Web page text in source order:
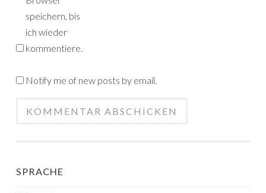
speichern, bis
ich wieder
kommentiere.
Notify me of new posts by email.
SPRACHE